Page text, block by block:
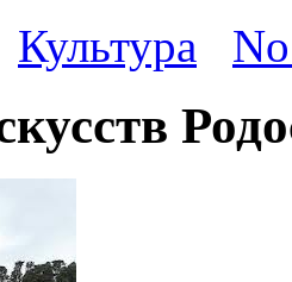
Культура